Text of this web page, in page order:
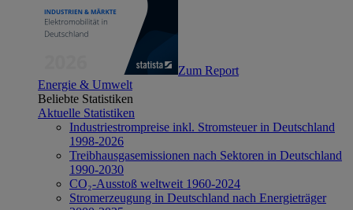
Zum Report
Energie & Umwelt
Beliebte Statistiken
Aktuelle Statistiken
Industriestrompreise inkl. Stromsteuer in Deutschland
1998-2026
Treibhausgasemissionen nach Sektoren in Deutschland
1990-2030
CO₂-Ausstoß weltweit 1960-2024
Stromerzeugung in Deutschland nach Energieträger